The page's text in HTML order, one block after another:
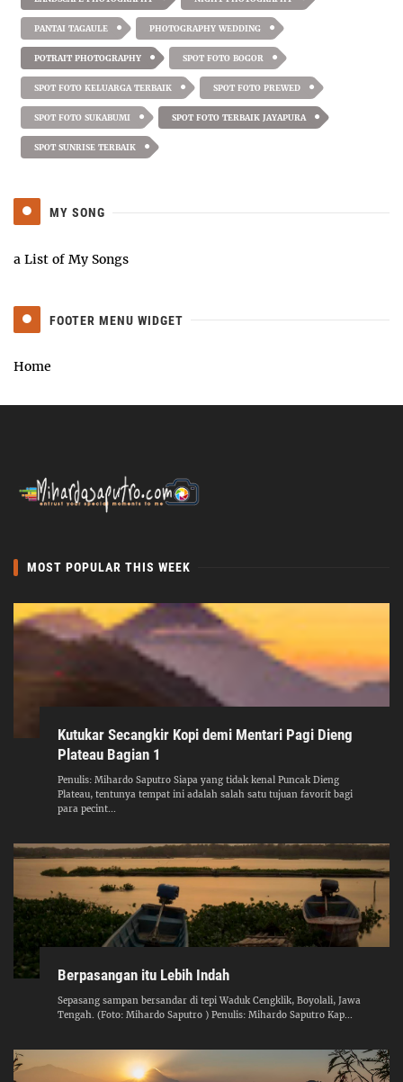
PANTAI TAGAULE PHOTOGRAPHY WEDDING
POTRAIT PHOTOGRAPHY SPOT FOTO BOGOR
SPOT FOTO KELUARGA TERBAIK SPOT FOTO PREWED
SPOT FOTO SUKABUMI SPOT FOTO TERBAIK JAYAPURA
SPOT SUNRISE TERBAIK
MY SONG
a List of My Songs
FOOTER MENU WIDGET
Home
MOST POPULAR THIS WEEK
Kutukar Secangkir Kopi demi Mentari Pagi Dieng
Plateau Bagian 1
Penulis: Mihardo Saputro Siapa yang tidak kenal Puncak Dieng
Plateau, tentunya tempat ini adalah salah satu tujuan favorit bagi
para pecint...
Berpasangan itu Lebih Indah
Sepasang sampan bersandar di tepi Waduk Cengklik, Boyolali, Jawa
Tengah. (Foto: Mihardo Saputro ) Penulis: Mihardo Saputro Kap...